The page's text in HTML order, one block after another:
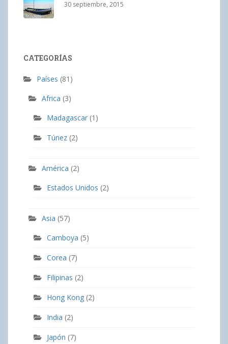
30 septiembre, 2015
CATEGORÍAS
Países (81)
Africa (3)
Madagascar (1)
Túnez (2)
América (2)
Estados Unidos (2)
Asia (57)
Camboya (5)
Corea (7)
Filipinas (2)
Hong Kong (2)
India (2)
Japón (7)